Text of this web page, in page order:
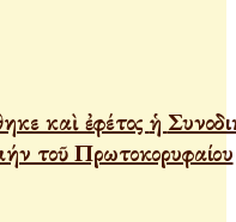
ἡ Συνοδικὴ
τοῦ Πρωτοκορυφαίου